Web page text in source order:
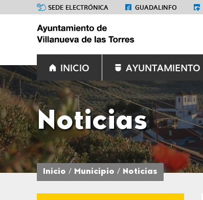
SEDE ELECTRÓNICA GUADALINFO
INICIO AYUNTAMIENTO
Noticias
Inicio Municipio Noticias